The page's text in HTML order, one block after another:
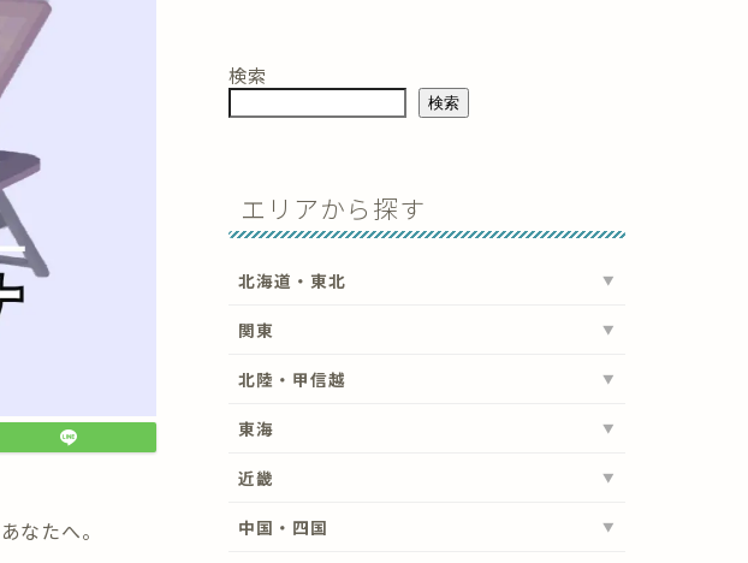
あなたへ。
検索
検索
エリアから探す
北海道・東北
関東
北陸・甲信越
東海
近畿
中国・四国